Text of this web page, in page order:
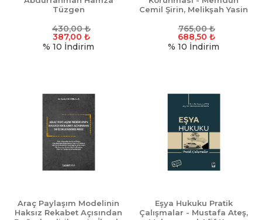
Tüzgen
430,00₺
387,00 ₺
% 10 İndirim
Cemil Şirin, Melikşah Yasin
765,00₺
688,50 ₺
% 10 İndirim
Araç Paylaşım Modelinin
Haksız Rekabet Açısından
Eşya Hukuku Pratik
Çalışmalar - Mustafa Ateş,